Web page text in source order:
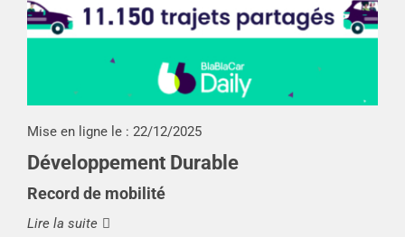
Mise en ligne le : 22/12/2025
Développement Durable
Record de mobilité
Lire la suite